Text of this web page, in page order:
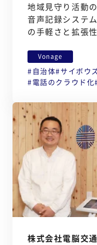
地域見守り活動
音声記録システ
の手軽さと拡張性
Vonage
自治体 サイボウ
電話のクラウド化
株式会社電脳交